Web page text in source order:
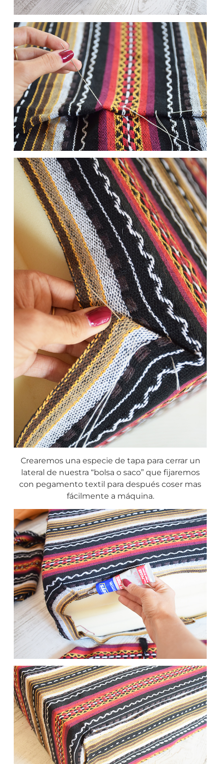
Crearemos una especie de tapa para cerrar un
lateral de nuestra “bolsa o saco” que fijaremos
con pegamento textil para después coser mas
fácilmente a máquina.